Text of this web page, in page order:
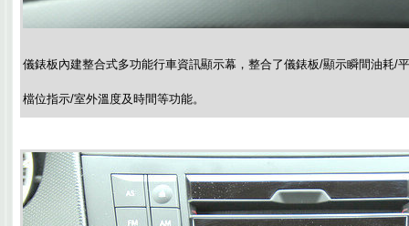
儀錶板內建整合式多功能行車資訊顯示幕，整合了儀錶板/顯示瞬間油耗/
檔位指示/室外溫度及時間等功能。